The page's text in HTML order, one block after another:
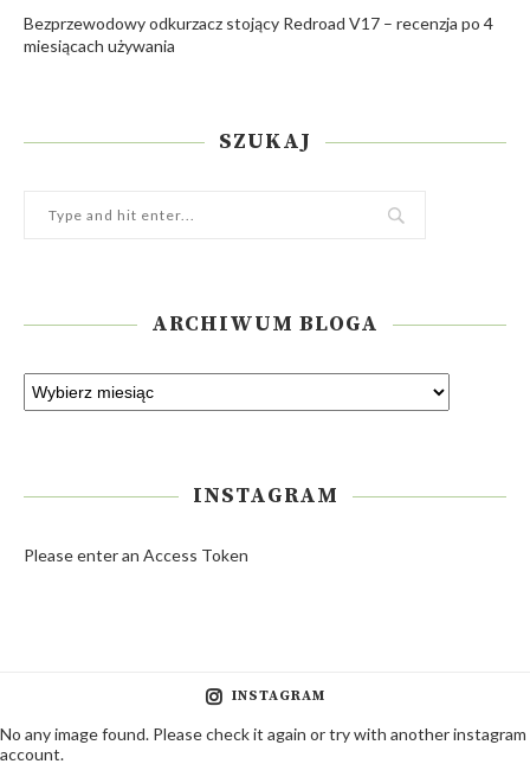
Bezprzewodowy odkurzacz stojący Redroad V17 – recenzja po 4
miesiącach używania
SZUKAJ
ARCHIWUM BLOGA
INSTAGRAM
Please enter an Access Token
INSTAGRAM
No any image found. Please check it again or try with another instagram
account.